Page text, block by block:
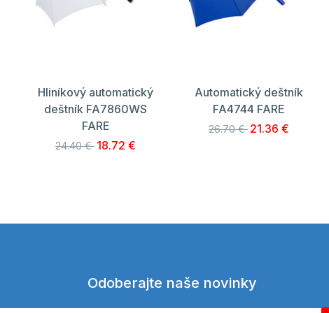
Hliníkový automatický
deštník FA7860WS
FARE
24.40 € 18.72 €
Automatický deštník
FA4744 FARE
26.70 € 21.36 €
Odoberajte naše novinky